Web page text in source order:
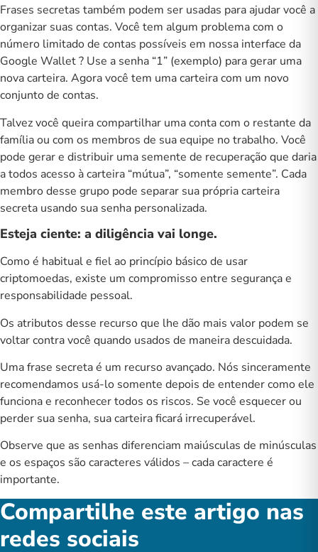
Frases secretas também podem ser usadas para ajudar você a
organizar suas contas. Você tem algum problema com o
número limitado de contas possíveis em nossa interface da
Google Wallet? Use a senha “1” (exemplo) para gerar uma
nova carteira. Agora você tem uma carteira com um novo
conjunto de contas.
Talvez você queira compartilhar uma conta com o restante da
família ou com os membros de sua equipe no trabalho. Você
pode gerar e distribuir uma semente de recuperação que daria
a todos acesso à carteira “mútua”, “somente semente”. Cada
membro desse grupo pode separar sua própria carteira
secreta usando sua senha personalizada.
Esteja ciente: a diligência vai longe.
Como é habitual e fiel ao princípio básico de usar
criptomoedas, existe um compromisso entre segurança e
responsabilidade pessoal.
Os atributos desse recurso que lhe dão mais valor podem se
voltar contra você quando usados ​​de maneira descuidada.
Uma frase secreta é um recurso avançado. Nós sinceramente
recomendamos usá-lo somente depois de entender como ele
funciona e reconhecer todos os riscos. Se você esquecer ou
perder sua senha, sua carteira ficará irrecuperável.
Observe que as senhas diferenciam maiúsculas de minúsculas
e os espaços são caracteres válidos – cada caractere é
importante.
Compartilhe este artigo nas
redes sociais